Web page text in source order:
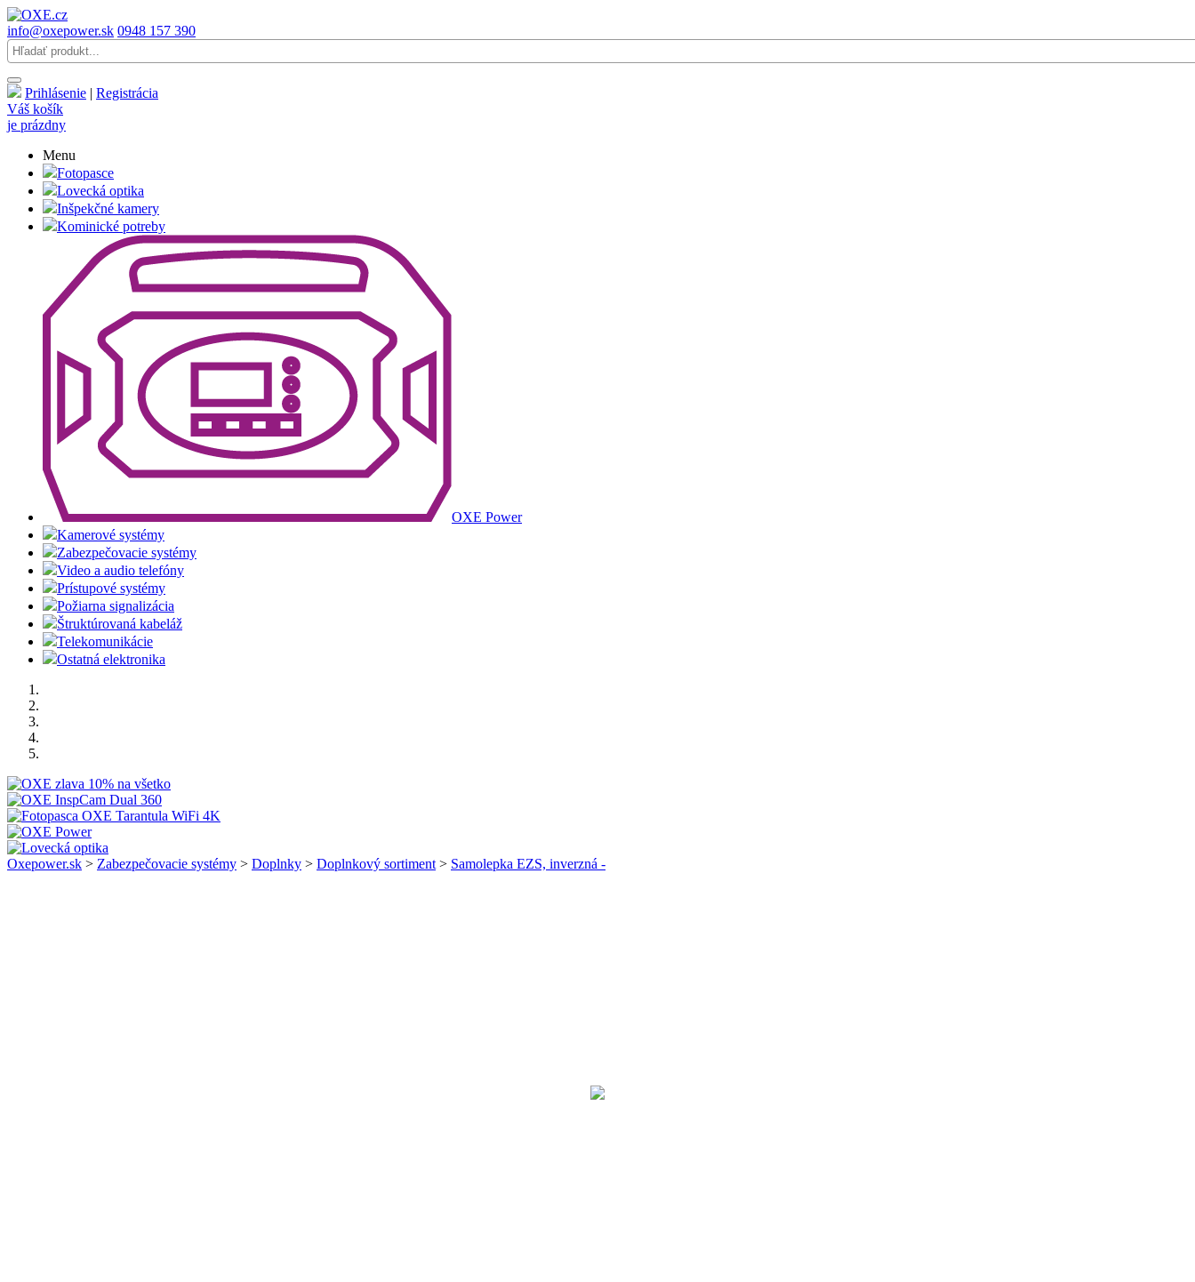
info@oxepower.sk 0948 157 390
Prihlásenie | Registrácia
Váš košík
je prázdny
Menu
Fotopasce
Lovecká optika
Inšpekčné kamery
Kominické potreby
OXE Power
Kamerové systémy
Zabezpečovacie systémy
Video a audio telefóny
Prístupové systémy
Požiarna signalizácia
Štruktúrovaná kabeláž
Telekomunikácie
Ostatná elektronika
Oxepower.sk > Zabezpečovacie systémy > Doplnky > Doplnkový sortiment > Samolepka EZS, inverzná -